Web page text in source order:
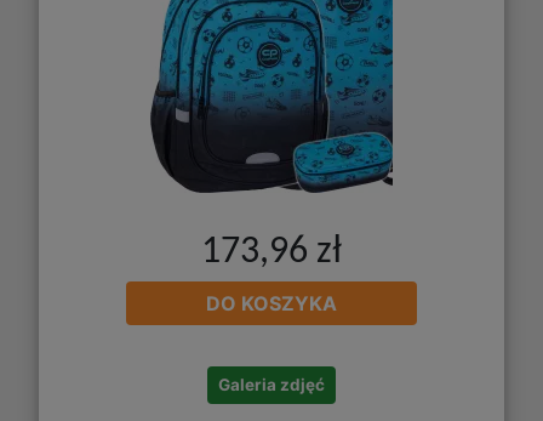
173,96 zł
DO KOSZYKA
Galeria zdjęć